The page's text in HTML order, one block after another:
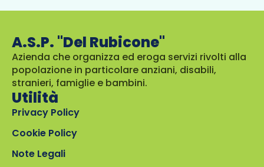
A.S.P. "Del Rubicone"
Azienda che organizza ed eroga servizi rivolti alla
popolazione in particolare anziani, disabili,
stranieri, famiglie e bambini.
Utilità
Privacy Policy
Cookie Policy
Note Legali